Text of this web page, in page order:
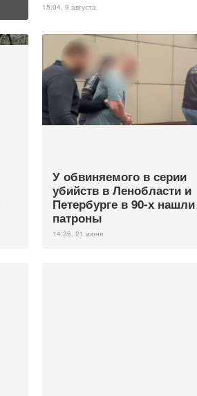
15:04, 9 августа
У обвиняемого в серии
убийств в Ленобласти и
Петербурге в 90-х нашли
патроны
14:36, 21 июня